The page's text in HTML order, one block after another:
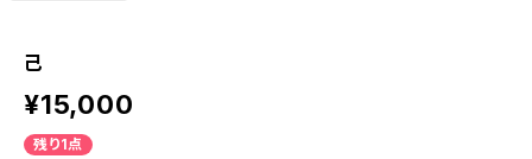
己
¥15,000
残り1点